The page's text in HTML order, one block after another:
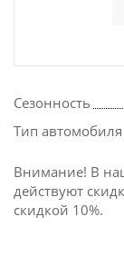
Сезонность
Тип автомобиля
Внимание! В
действуют
скидкой 10%.